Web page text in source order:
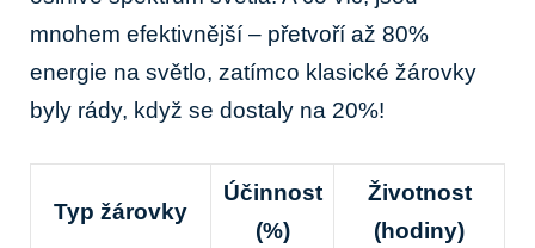
mnohem efektivnější – přetvoří až 80%
energie na světlo, zatímco klasické žárovky
byly rády, když se dostaly na 20%!
Typ žárovky
Účinnost
(%)
Životnost
(hodiny)